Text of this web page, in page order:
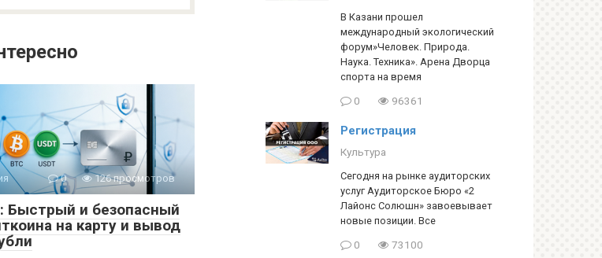
0 126 просмотров
Быстрый и безопасный
на карту и вывод
В Казани прошел
международный экологический
форум»Человек. Природа.
Наука. Техника». Арена Дворца
спорта на время
0 96361
Регистрация
Культура
Сегодня на рынке аудиторских
услуг Аудиторское Бюро «2
Лайонс Солюшн» завоевывает
новые позиции. Все
0 73100